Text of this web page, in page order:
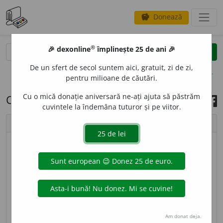
savings Donează
opțiuni
Cuvântul zilei, 11 iunie 2025
© imagine Ștefania
F, recife, s. n.(Geol.) Formație de stânci
submarine, clădite de organisme (corali, alge etc.)
calde și care secretă carbonat de calciu. [Pl.și:
🎉 dexonline® împlinește 25 de ani 🎉
De un sfert de secol suntem aici, gratuit, zi de zi,
pentru milioane de căutări.
Cu o mică donație aniversară ne-ați ajuta să păstrăm
cuvintele la îndemâna tuturor și pe viitor.
Am donat deja.